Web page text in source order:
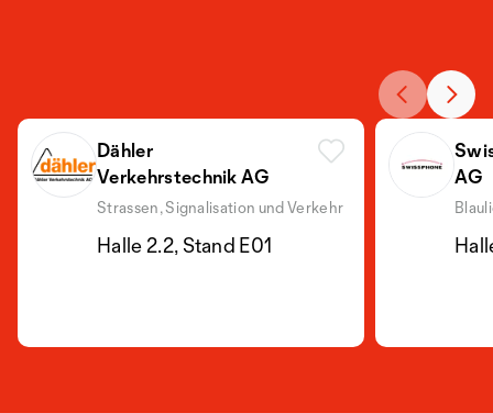
Dähler
Verkehrstechnik AG
Strassen, Signalisation und Verkehr
Halle 2.2, Stand E01
AG